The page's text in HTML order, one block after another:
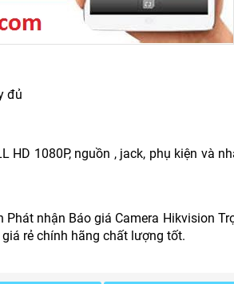
đủ
HD 1080P, nguồn , jack, phụ kiện và
nhận Báo giá Camera Hikvision
rẻ chính hãng chất lượng tốt.